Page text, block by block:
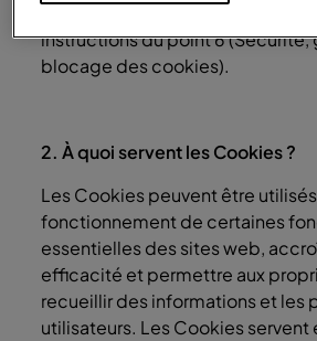
instructions du point 6 (Sécurité,
blocage des cookies).
2. À quoi servent les Cookies ?
Les Cookies peuvent être
fonctionnement de certaines
essentielles des sites web,
efficacité et permettre aux
recueillir des informations et les
utilisateurs. Les Cookies servent